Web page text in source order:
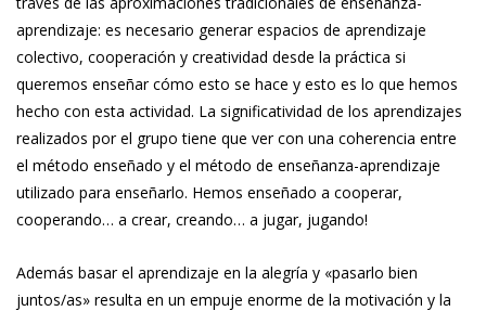
aprendizaje: es necesario generar espacios de aprendizaje
colectivo, cooperación y creatividad desde la práctica si
queremos enseñar cómo esto se hace y esto es lo que hemos
hecho con esta actividad. La significatividad de los aprendizajes
realizados por el grupo tiene que ver con una coherencia entre
el método enseñado y el método de enseñanza-aprendizaje
utilizado para enseñarlo. Hemos enseñado a cooperar,
cooperando… a crear, creando… a jugar, jugando!
Además basar el aprendizaje en la alegría y «pasarlo bien
juntos/as» resulta en un empuje enorme de la motivación y la